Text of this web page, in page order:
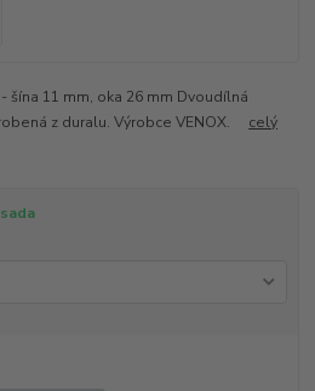
šína 11 mm, oka 26 mm Dvoudílná
z duralu. Výrobce VENOX. celý